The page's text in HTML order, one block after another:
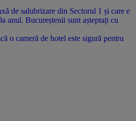
o cameră de hotel este sigură pentru